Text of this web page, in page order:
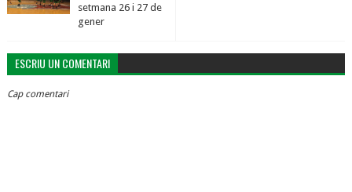
setmana 26 i 27 de
gener
ESCRIU UN COMENTARI
Cap comentari